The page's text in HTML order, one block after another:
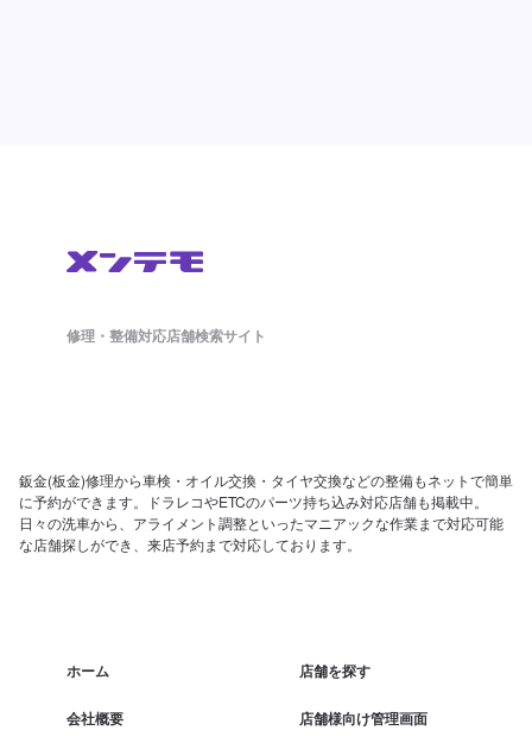
修理・整備対応店舗検索サイト
鈑金(板金)修理から車検・オイル交換・タイヤ交換などの整備もネットで簡単
に予約ができます。ドラレコやETCのパーツ持ち込み対応店舗も掲載中。
日々の洗車から、アライメント調整といったマニアックな作業まで対応可能
な店舗探しができ、来店予約まで対応しております。
ホーム 店舗を探す
会社概要 店舗様向け管理画面